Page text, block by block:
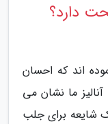
دارد؟
اند که احسان
ما نشان می
شایعه برای جلب